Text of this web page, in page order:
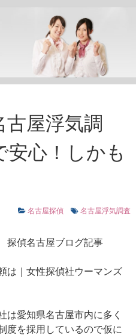
屋浮気調
心！しかも
名古屋探偵 名古屋浮気調査
探偵名古屋ブログ記事
は｜女性探偵社ウーマンズ
は愛知県名古屋市内に多く
度を採用しているので仮に